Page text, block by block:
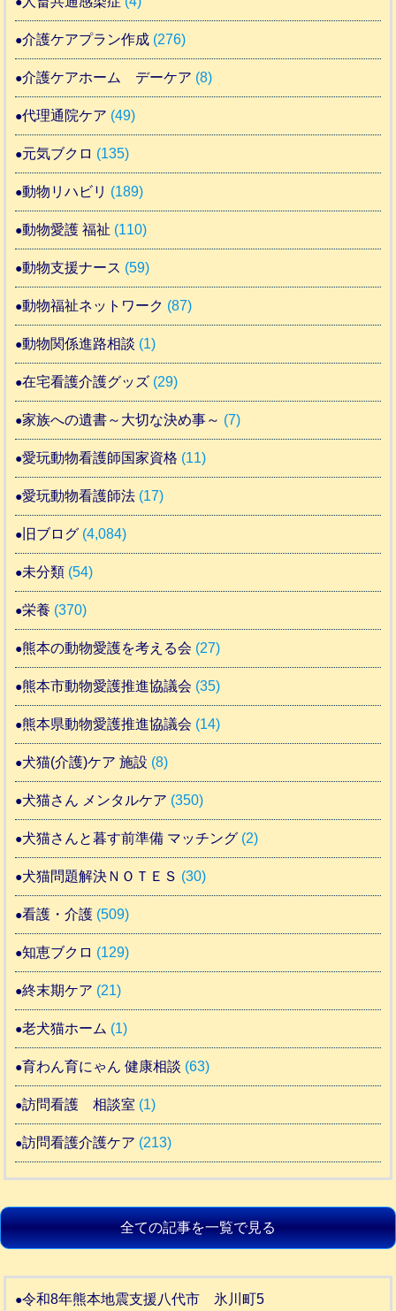
介護ケアプラン作成 (276)
介護ケアホーム デーケア (8)
代理通院ケア (49)
元気ブクロ (135)
動物リハビリ (189)
動物愛護 福祉 (110)
動物支援ナース (59)
動物福祉ネットワーク (87)
動物関係進路相談 (1)
在宅看護介護グッズ (29)
家族への遺書～大切な決め事～ (7)
愛玩動物看護師国家資格 (11)
愛玩動物看護師法 (17)
旧ブログ (4,084)
未分類 (54)
栄養 (370)
熊本の動物愛護を考える会 (27)
熊本市動物愛護推進協議会 (35)
熊本県動物愛護推進協議会 (14)
犬猫(介護)ケア 施設 (8)
犬猫さん メンタルケア (350)
犬猫さんと暮す前準備 マッチング (2)
犬猫問題解決ＮＯＴＥＳ (30)
看護・介護 (509)
知恵ブクロ (129)
終末期ケア (21)
老犬猫ホーム (1)
育わん育にゃん 健康相談 (63)
訪問看護 相談室 (1)
訪問看護介護ケア (213)
全ての記事を一覧で見る
令和8年熊本地震支援八代市 氷川町5